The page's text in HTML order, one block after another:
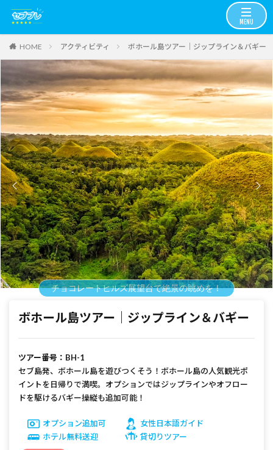
HOME アクティビティ ボホール島ツアー｜ジップライン＆バギー
チョコレートヒルズ展望台で絶景の眺めを！
ボホール島ツアー｜ジップライン＆バギー
ツアー番号：BH-1
セブ島発、ボホール島を遊びつくそう！ボホール島の人気観光ポ
イントを日帰りで満喫。オプションではジップラインやオフロー
ドを駆けるバギー操縦も追加可能！
オプション追加可
女性日本語ガイド
ホテル無料送迎
貸切りツアー